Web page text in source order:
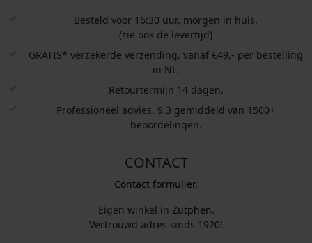
Besteld voor 16:30 uur, morgen in huis.
(zie ook de levertijd)
GRATIS* verzekerde verzending, vanaf €49,- per bestelling
in NL.
Retourtermijn 14 dagen.
Professioneel advies. 9.3 gemiddeld van 1500+
beoordelingen.
CONTACT
Contact formulier.
Eigen winkel in Zutphen.
Vertrouwd adres sinds 1920!